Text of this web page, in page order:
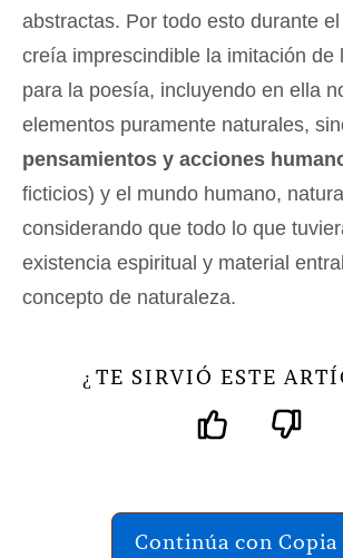
abstractas. Por todo esto durante
creía imprescindible la imitación de
para la poesía, incluyendo en ella
elementos puramente naturales,
pensamientos y acciones
ficticios) y el mundo humano,
considerando que todo lo que
existencia espiritual y material
concepto de naturaleza.
¿ TE SIRVIÓ ESTE
Continúa con